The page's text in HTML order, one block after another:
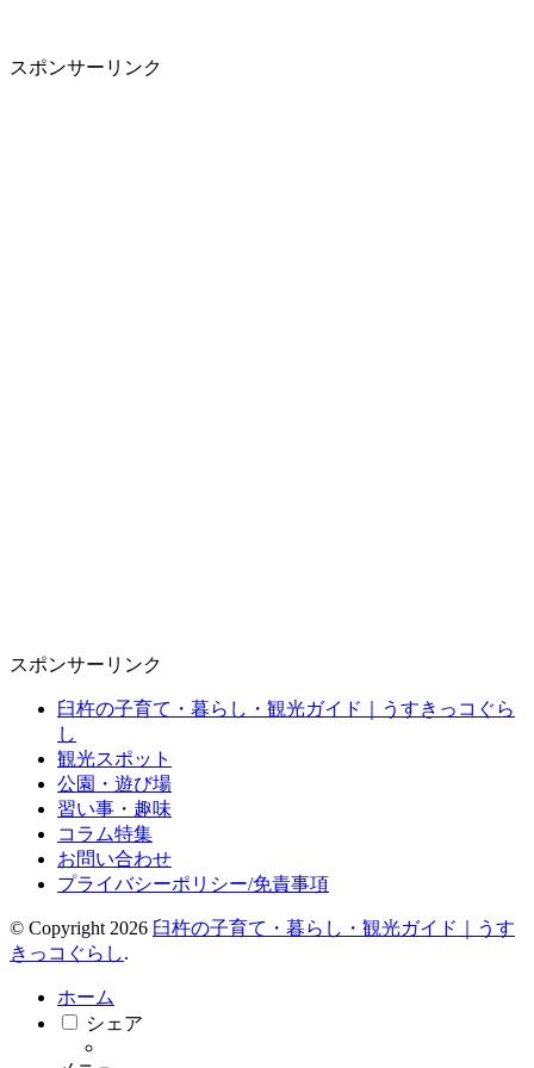
スポンサーリンク
スポンサーリンク
臼杵の子育て・暮らし・観光ガイド｜うすきっコぐら
し
観光スポット
公園・遊び場
習い事・趣味
コラム特集
お問い合わせ
プライバシーポリシー/免責事項
© Copyright 2026 臼杵の子育て・暮らし・観光ガイド｜うす
きっコぐらし.
ホーム
シェア